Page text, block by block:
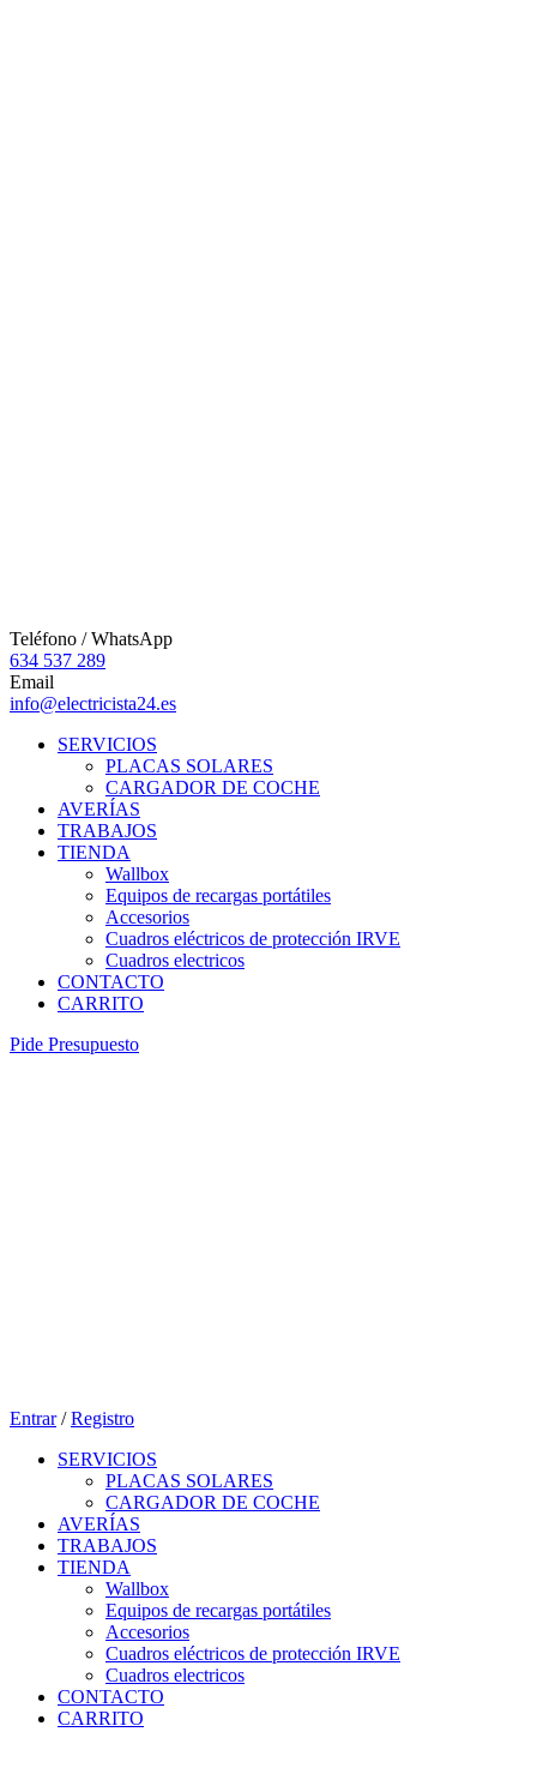
Teléfono / WhatsApp
634 537 289
Email
info@electricista24.es
SERVICIOS
PLACAS SOLARES
CARGADOR DE COCHE
AVERÍAS
TRABAJOS
TIENDA
Wallbox
Equipos de recargas portátiles
Accesorios
Cuadros eléctricos de protección IRVE
Cuadros electricos
CONTACTO
CARRITO
Pide Presupuesto
Entrar / Registro
SERVICIOS
PLACAS SOLARES
CARGADOR DE COCHE
AVERÍAS
TRABAJOS
TIENDA
Wallbox
Equipos de recargas portátiles
Accesorios
Cuadros eléctricos de protección IRVE
Cuadros electricos
CONTACTO
CARRITO